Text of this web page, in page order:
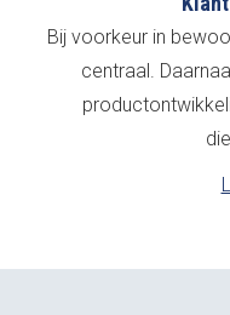
Bij voorkeur in
centraal.